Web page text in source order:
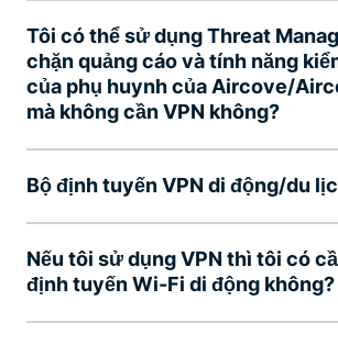
Tôi có thể sử dụng Threat
chặn quảng cáo và tính năng
của phụ huynh của Aircove/
mà không cần VPN không?
Bộ định tuyến VPN di động/du
Nếu tôi sử dụng VPN thì tôi có
định tuyến Wi-Fi di động không?